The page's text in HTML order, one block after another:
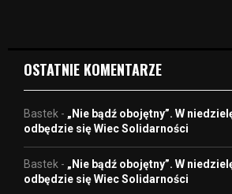
OSTATNIE KOMENTARZE
Bastek - „Nie bądź obojętny”. W
odbędzie się Wiec Solidarności
Bastek - „Nie bądź obojętny”. W
odbędzie się Wiec Solidarności